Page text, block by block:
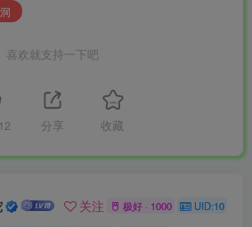
喜欢就支持一下吧
12 分享 收藏
关注 极好 · 1000 UID:10